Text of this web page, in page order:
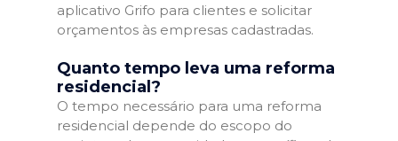
aplicativo Grifo para clientes e solicitar
orçamentos às empresas cadastradas.
Quanto tempo leva uma reforma
residencial?
O tempo necessário para uma reforma
residencial depende do escopo do